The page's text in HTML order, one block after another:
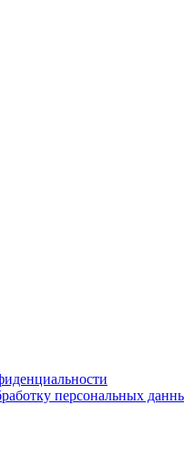
персональных